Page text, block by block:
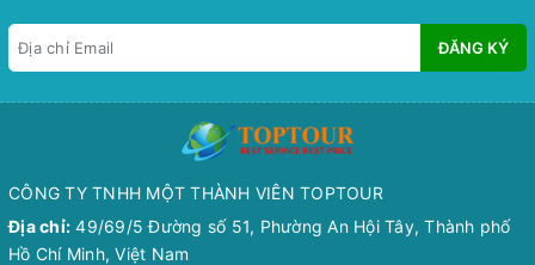
ĐĂNG KÝ
CÔNG TY TNHH MỘT THÀNH VIÊN TOPTOUR
Địa chỉ: 49/69/5 Đường số 51, Phường An Hội Tây, Thành phố
Hồ Chí Minh, Việt Nam